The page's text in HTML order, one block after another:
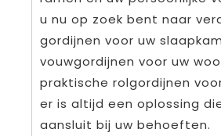
u nu op zoek bent naar
gordijnen voor uw
vouwgordijnen voor uw
praktische rolgordijnen
er is altijd een oplossing
aansluit bij uw behoeften.